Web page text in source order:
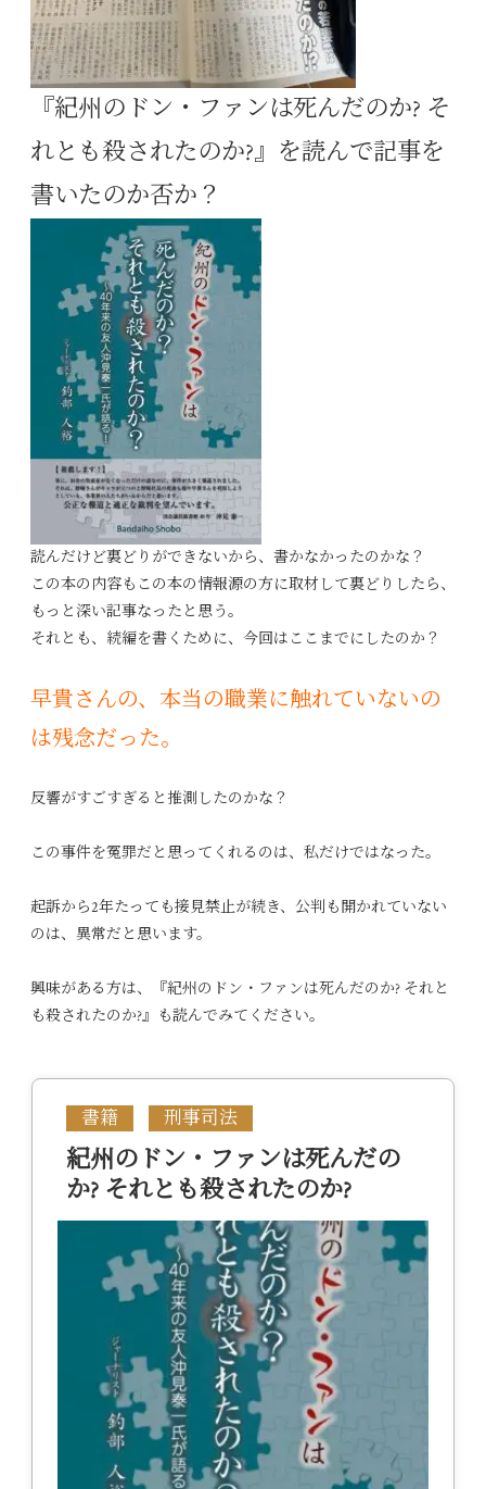
『紀州のドン・ファンは死んだのか? そ
れとも殺されたのか?』を読んで記事を
書いたのか否か？
読んだけど裏どりができないから、書かなかったのかな？
この本の内容もこの本の情報源の方に取材して裏どりしたら、
もっと深い記事なったと思う。
それとも、続編を書くために、今回はここまでにしたのか？
早貴さんの、本当の職業に触れていないの
は残念だった。
反響がすごすぎると推測したのかな？
この事件を冤罪だと思ってくれるのは、私だけではなった。
起訴から2年たっても接見禁止が続き、公判も開かれていない
のは、異常だと思います。
興味がある方は、『紀州のドン・ファンは死んだのか? それと
も殺されたのか?』も読んでみてください。
書籍 刑事司法
紀州のドン・ファンは死んだの
か? それとも殺されたのか?